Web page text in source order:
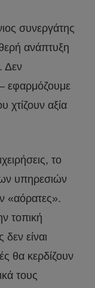
συνεργάτης
ανάπτυξη
Δεν
εφαρμόζουμε
χτίζουν αξία
το
υπηρεσιών
«αόρατες».
τοπική
είναι
θα κερδίζουν
τους